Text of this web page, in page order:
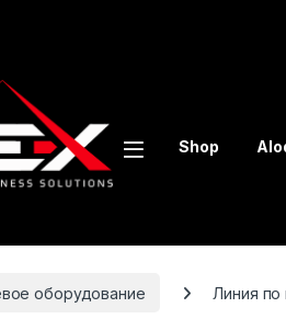
Shop
оборудование Линия